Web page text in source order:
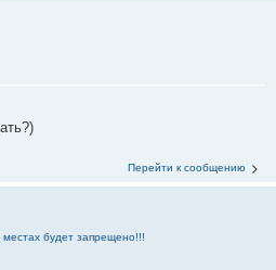
Перейти к сообщению
будет запрещено!!!